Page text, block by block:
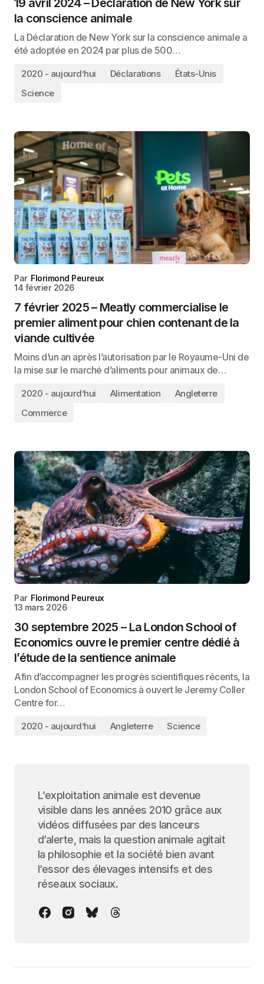
19 avril 2024 – Déclaration de New York sur
la conscience animale
La Déclaration de New York sur la conscience animale a
été adoptée en 2024 par plus de 500…
2020 - aujourd’hui Déclarations
États-Unis
Science
Par Florimond Peureux
14 février 2026
7 février 2025 – Meatly commercialise le
premier aliment pour chien contenant de la
viande cultivée
Moins d’un an après l’autorisation par le Royaume-Uni de
la mise sur le marché d’aliments pour animaux de…
2020 - aujourd’hui Alimentation
Angleterre
Commerce
Par Florimond Peureux
13 mars 2026
30 septembre 2025 – La London School of
Economics ouvre le premier centre dédié à
l’étude de la sentience animale
Afin d’accompagner les progrès scientifiques récents, la
London School of Economics à ouvert le Jeremy Coller
Centre for…
2020 - aujourd’hui Angleterre Science
L’exploitation animale est devenue
visible dans les années 2010 grâce aux
vidéos diffusées par des lanceurs
d’alerte, mais la question animale agitait
la philosophie et la société bien avant
l’essor des élevages intensifs et des
réseaux sociaux.